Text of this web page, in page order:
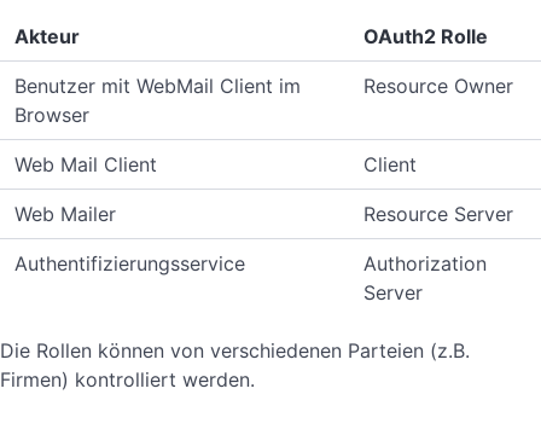
Akteur OAuth2 Rolle
Benutzer mit WebMail Client im
Browser
Resource Owner
Web Mail Client Client
Web Mailer Resource Server
Authentifizierungsservice
Authorization
Server
Die Rollen können von verschiedenen Parteien (z.B.
Firmen) kontrolliert werden.